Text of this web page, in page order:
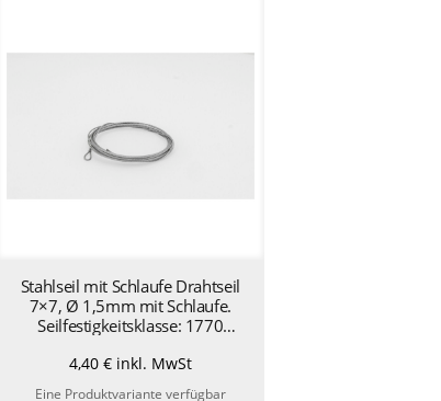
Stahlseil mit Schlaufe Drahtseil
7×7, Ø 1,5mm mit Schlaufe.
Seilfestigkeitsklasse: 1770
mm – silber AA1100132
4,40 €inkl. MwSt
Eine Produktvariante verfügbar